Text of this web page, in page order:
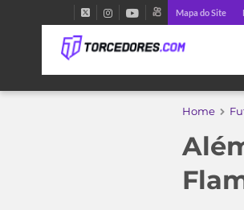
Mapa do Site
Home